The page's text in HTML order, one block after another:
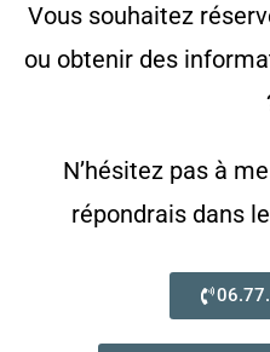
Vous souhaitez
ou obtenir des
N’hésitez pas à
répondrais dans